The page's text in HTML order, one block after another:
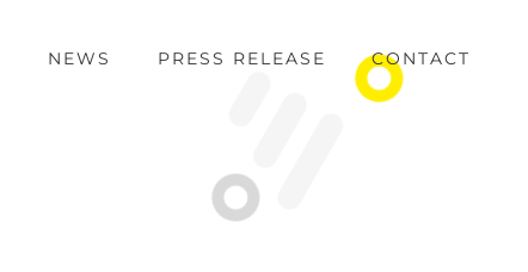
NEWS PRESS RELEASE CONTACT